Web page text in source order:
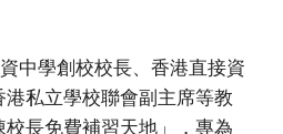
中學創校校長、香港直接資
私立學校聯會副主席等教
校長免費補習天地」，專為